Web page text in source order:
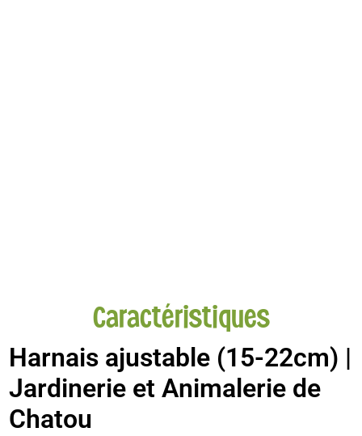
Caractéristiques
Harnais ajustable (15-22cm) |
Jardinerie et Animalerie de
Chatou